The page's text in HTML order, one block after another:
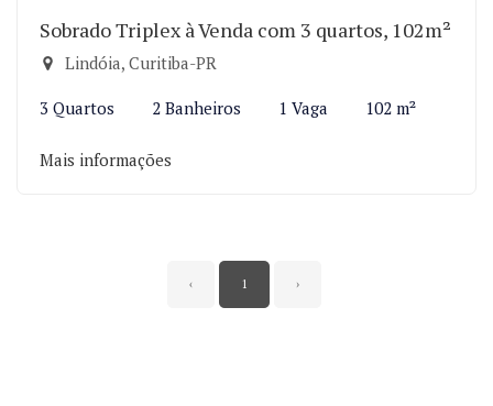
Sobrado Triplex à Venda com 3 quartos, 102m²
Lindóia, Curitiba-PR
3 Quartos 2 Banheiros 1 Vaga 102 m²
Mais informações
‹ 1 ›